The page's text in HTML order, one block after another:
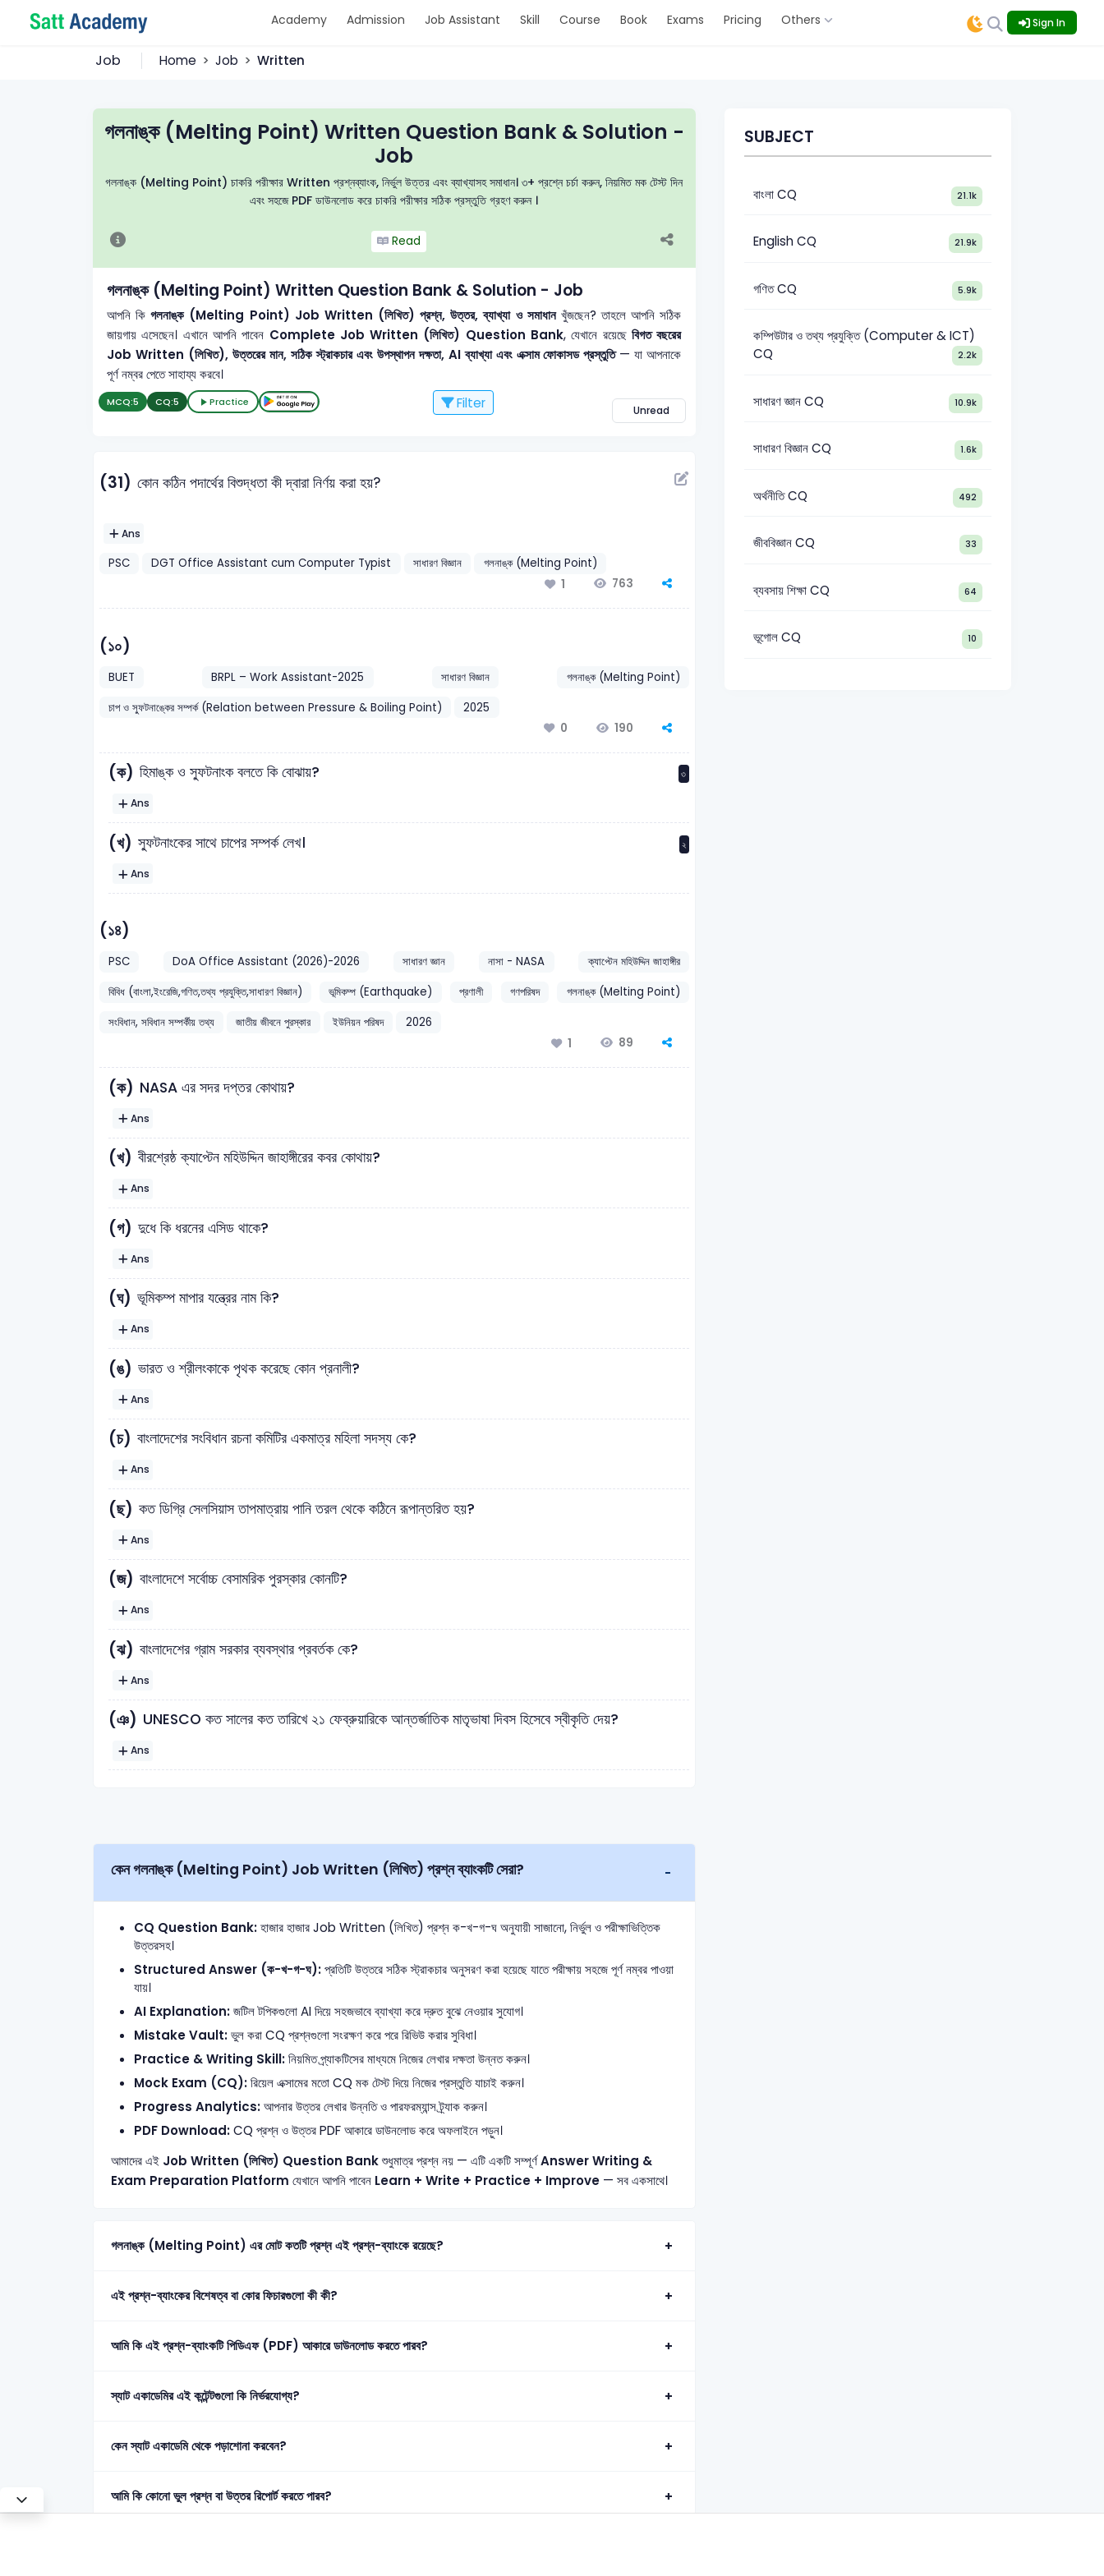
Academy Admission Job Assistant Skill Course Book Exams Pricing Others Sign In
Job Home Job Written
গলনাঙ্ক (Melting Point) Written Question Bank & Solution -
Job
গলনাঙ্ক (Melting Point) চাকরি পরীক্ষার Written প্রশ্নব্যাংক, নির্ভুল উত্তর এবং ব্যাখ্যাসহ সমাধান। ৩+ প্রশ্নে চর্চা করুন, নিয়মিত মক টেস্ট দিন
এবং সহজে PDF ডাউনলোড করে চাকরি পরীক্ষার সঠিক প্রস্তুতি গ্রহণ করুন ।
Read
গলনাঙ্ক (Melting Point) Written Question Bank & Solution - Job
আপনি কিগলনাঙ্ক (Melting Point) Job Written (লিখিত) প্রশ্ন, উত্তর, ব্যাখ্যা ও সমাধানখুঁজছেন? তাহলে আপনি সঠিক
জায়গায় এসেছেন। এখানে আপনি পাবেন Complete Job Written (লিখিত) Question Bank, যেখানে রয়েছেবিগত বছরের
Job Written (লিখিত), উত্তরের মান, সঠিক স্ট্রাকচার এবং উপস্থাপন দক্ষতা, AI ব্যাখ্যা এবং এক্সাম ফোকাসড প্রস্তুতি— যা আপনাকে
পূর্ণ নম্বর পেতে সাহায্য করবে।
MCQ:5 CQ:5 Practice Filter Unread
(31) কোন কঠিন পদার্থের বিশুদ্ধতা কী দ্বারা নির্ণয় করা হয়?
Ans
PSC DGT Office Assistant cum Computer Typist সাধারণ বিজ্ঞান
গলনাঙ্ক (Melting Point)
1
763
(১০)
BUET BRPL – Work Assistant-2025 সাধারণ বিজ্ঞান
গলনাঙ্ক (Melting Point)
চাপ ও স্ফুটনাঙ্কের সম্পর্ক (Relation between Pressure & Boiling Point)
2025
0
190
(ক) হিমাঙ্ক ও স্ফুটনাংক বলতে কি বোঝায়? ৩
Ans
(খ) স্ফুটনাংকের সাথে চাপের সম্পর্ক লেখ। ২
Ans
(১৪)
PSC DoA Office Assistant (2026)-2026 সাধারণ জ্ঞান নাসা - NASA
ক্যাপ্টেন মহিউদ্দিন জাহাঙ্গীর
বিবিধ (বাংলা,ইংরেজি,গণিত,তথ্য প্রযুক্তি,সাধারণ বিজ্ঞান)
ভূমিকম্প (Earthquake) প্রণালী গণপরিষদ
গলনাঙ্ক (Melting Point)
সংবিধান, সবিধান সম্পর্কীয় তথ্য
জাতীয় জীবনে পুরস্কার ইউনিয়ন পরিষদ
2026
1
89
(ক) NASA এর সদর দপ্তর কোথায়?
Ans
(খ) বীরশ্রেষ্ঠ ক্যাপ্টেন মহিউদ্দিন জাহাঙ্গীরের কবর কোথায়?
Ans
(গ) দুধে কি ধরনের এসিড থাকে?
Ans
(ঘ) ভূমিকম্প মাপার যন্ত্রের নাম কি?
Ans
(ঙ) ভারত ও শ্রীলংকাকে পৃথক করেছে কোন প্রনালী?
Ans
(চ) বাংলাদেশের সংবিধান রচনা কমিটির একমাত্র মহিলা সদস্য কে?
Ans
(ছ) কত ডিগ্রি সেলসিয়াস তাপমাত্রায় পানি তরল থেকে কঠিনে রূপান্তরিত হয়?
Ans
(জ) বাংলাদেশে সর্বোচ্চ বেসামরিক পুরস্কার কোনটি?
Ans
(ঝ) বাংলাদেশের গ্রাম সরকার ব্যবস্থার প্রবর্তক কে?
Ans
(ঞ) UNESCO কত সালের কত তারিখে ২১ ফেব্রুয়ারিকে আন্তর্জাতিক মাতৃভাষা দিবস হিসেবে স্বীকৃতি দেয়?
Ans
কেন গলনাঙ্ক (Melting Point) Job Written (লিখিত) প্রশ্ন ব্যাংকটি সেরা?
CQ Question Bank:হাজার হাজার Job Written (লিখিত) প্রশ্ন ক-খ-গ-ঘ অনুযায়ী সাজানো, নির্ভুল ও পরীক্ষাভিত্তিক
উত্তরসহ।
Structured Answer (ক-খ-গ-ঘ):প্রতিটি উত্তরে সঠিক স্ট্রাকচার অনুসরণ করা হয়েছে যাতে পরীক্ষায় সহজে পূর্ণ নম্বর পাওয়া
যায়।
AI Explanation:জটিল টপিকগুলো AI দিয়ে সহজভাবে ব্যাখ্যা করে দ্রুত বুঝে নেওয়ার সুযোগ।
Mistake Vault:ভুল করা CQ প্রশ্নগুলো সংরক্ষণ করে পরে রিভিউ করার সুবিধা।
Practice & Writing Skill:নিয়মিত প্র্যাকটিসের মাধ্যমে নিজের লেখার দক্ষতা উন্নত করুন।
Mock Exam (CQ):রিয়েল এক্সামের মতো CQ মক টেস্ট দিয়ে নিজের প্রস্তুতি যাচাই করুন।
Progress Analytics:আপনার উত্তর লেখার উন্নতি ও পারফরম্যান্স ট্র্যাক করুন।
PDF Download:CQ প্রশ্ন ও উত্তর PDF আকারে ডাউনলোড করে অফলাইনে পড়ুন।
আমাদের এই Job Written (লিখিত) Question Bankশুধুমাত্র প্রশ্ন নয় — এটি একটি সম্পূর্ণAnswer Writing &
Exam Preparation Platform যেখানে আপনি পাবেন Learn + Write + Practice + Improve— সব একসাথে।
গলনাঙ্ক (Melting Point) এর মোট কতটি প্রশ্ন এই প্রশ্ন-ব্যাংকে রয়েছে?
এই প্রশ্ন-ব্যাংকের বিশেষত্ব বা কোর ফিচারগুলো কী কী?
আমি কি এই প্রশ্ন-ব্যাংকটি পিডিএফ (PDF) আকারে ডাউনলোড করতে পারব?
স্যাট একাডেমির এই কন্টেন্টগুলো কি নির্ভরযোগ্য?
কেন স্যাট একাডেমি থেকে পড়াশোনা করবেন?
আমি কি কোনো ভুল প্রশ্ন বা উত্তর রিপোর্ট করতে পারব?
SUBJECT
বাংলা CQ 21.1k
English CQ 21.9k
গণিত CQ 5.9k
কম্পিউটার ও তথ্য প্রযুক্তি (Computer & ICT)
CQ
2.2k
সাধারণ জ্ঞান CQ 10.9k
সাধারণ বিজ্ঞান CQ 1.6k
অর্থনীতি CQ 492
জীববিজ্ঞান CQ 33
ব্যবসায় শিক্ষা CQ 64
ভূগোল CQ 10